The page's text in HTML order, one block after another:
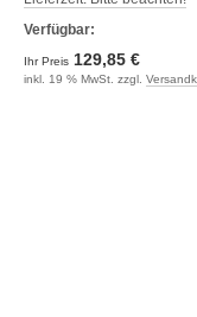
Verfügbar:
Ihr Preis 129,85 €
inkl. 19 % MwSt. zzgl.